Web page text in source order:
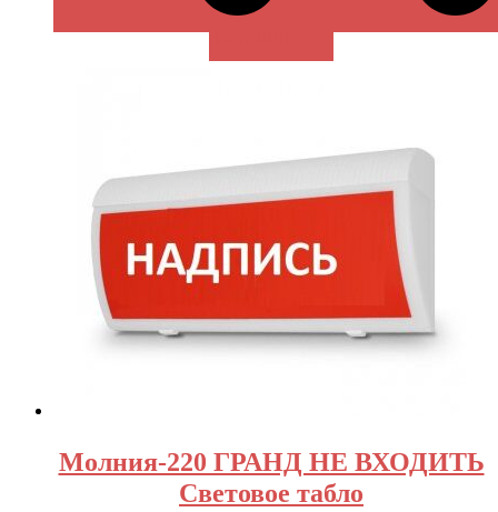
Молния-220 ГРАНД НЕ ВХОДИТЬ
Световое табло